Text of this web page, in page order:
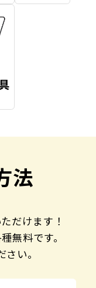
法
だけます！
無料です。
い。